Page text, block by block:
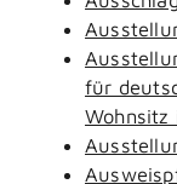
für
Wohnsitz